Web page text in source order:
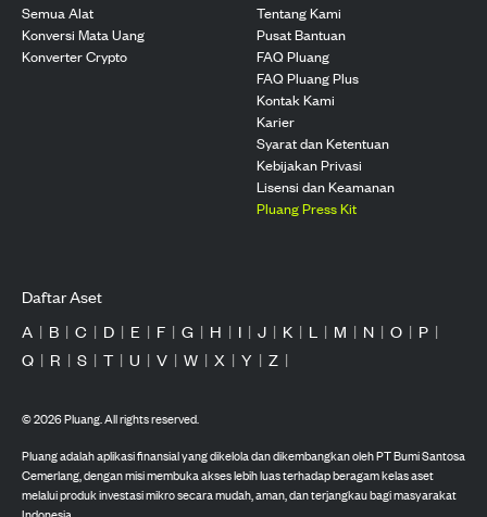
Semua Alat
Konversi Mata Uang
Konverter Crypto
Tentang Kami
Pusat Bantuan
FAQ Pluang
FAQ Pluang Plus
Kontak Kami
Karier
Syarat dan Ketentuan
Kebijakan Privasi
Lisensi dan Keamanan
Pluang Press Kit
Daftar Aset
A | B | C | D | E | F | G | H | I | J | K | L | M | N | O | P |
Q | R | S | T | U | V | W | X | Y | Z |
©2026Pluang. All rights reserved.
Pluang adalah aplikasi finansial yang dikelola dan dikembangkan oleh PT Bumi Santosa
Cemerlang, dengan misi membuka akses lebih luas terhadap beragam kelas aset
melalui produk investasi mikro secara mudah, aman, dan terjangkau bagi masyarakat